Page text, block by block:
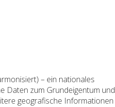
– ein nationales
Daten zum Grundeigentum und
geografische Informationen